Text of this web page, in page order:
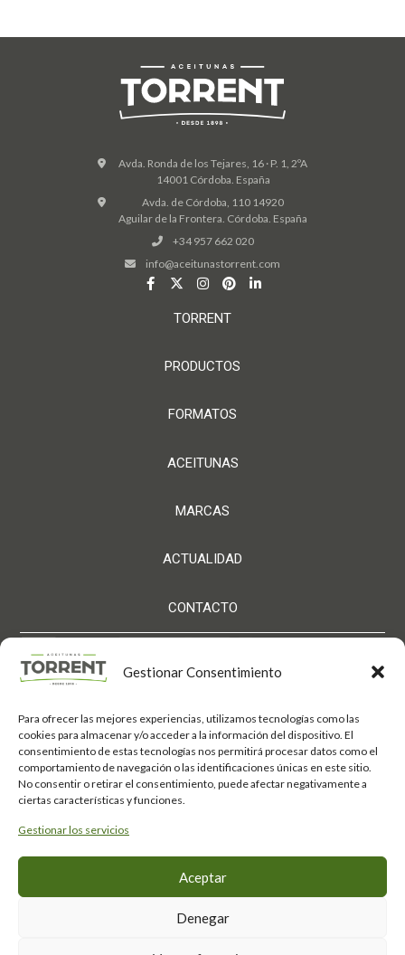
Gestionar Consentimiento
Para ofrecer las mejores experiencias, utilizamos tecnologías como las
cookies para almacenar y/o acceder a la información del dispositivo. El
consentimiento de estas tecnologías nos permitirá procesar datos como el
comportamiento de navegación o las identificaciones únicas en este sitio.
No consentir o retirar el consentimiento, puede afectar negativamente a
ciertas características y funciones.
Gestionar los servicios
Aceptar
Denegar
Avda. Ronda de los Tejares, 16 · P. 1, 2ºA
14001 Córdoba. España
Avda. de Córdoba, 110 14920
Aguilar de la Frontera. Córdoba. España
+34 957 662 020
info@aceitunastorrent.com
TORRENT
PRODUCTOS
FORMATOS
ACEITUNAS
MARCAS
ACTUALIDAD
CONTACTO
Aceitunas Torrent S.L. ha sido beneficiaria de Fondos
Europeos, cuyo objetivo es el refuerzo del crecimiento
sostenible y la competitividad de las PYMES, y
gracias al cual ha puesto en marcha un Plan de
Acción con el objetivo de mejorar su competitividad
mediante la transformación digital, la promoción
internacionales durante el año 2025. Para ello ha
contado con el apoyo del Programa Xpande Digital
Fondo Europeo de
Desarrollo Regional
Aviso Legal·Política de Cookies ·